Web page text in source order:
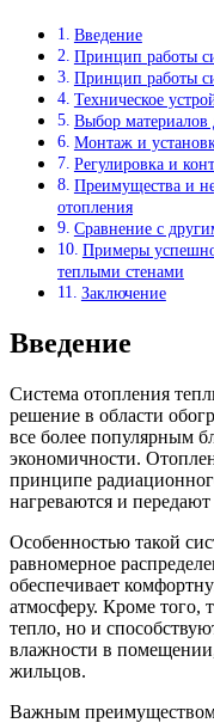
Введение
Принцип работы
Принцип работы
Техническое
Выбор материалов
Монтаж и
Регулировка и
Преимущества и
отопления
Сравнение с
Примеры
теплыми стенами
Заключение
Введение
Система отопления
решение в области
все более популярным
экономичности.
принципе
нагреваются и
Особенностью такой
равномерное
обеспечивает
атмосферу. Кроме того,
тепло, но и
влажности в
жильцов.
Важным